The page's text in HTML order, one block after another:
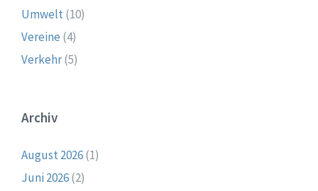
Umwelt(10)
Vereine (4)
Verkehr(5)
Archiv
August 2026(1)
Juni 2026(2)